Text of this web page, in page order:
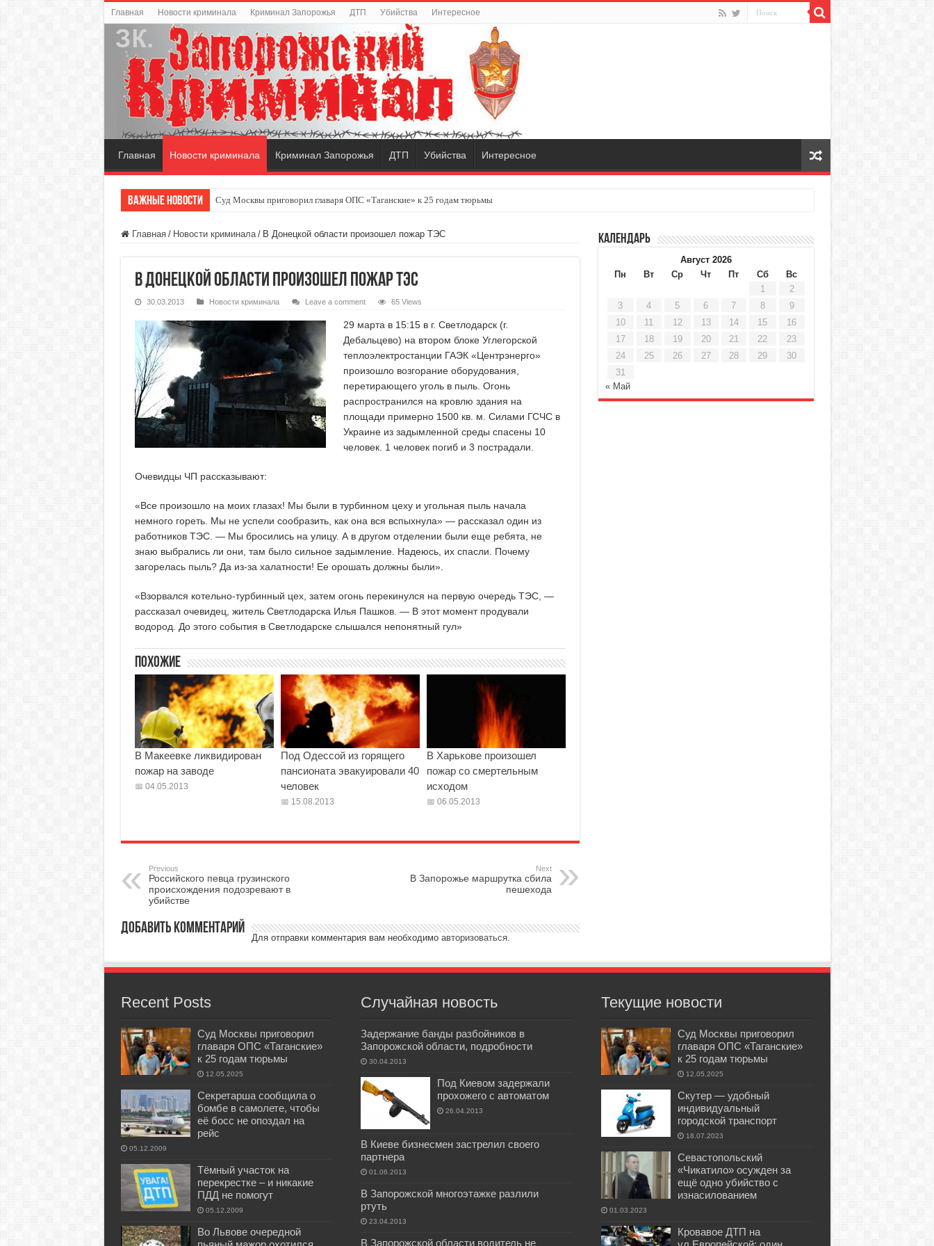
Главная Новости криминала Криминал Запорожья ДТП Убийства Интересное
Главная Новости криминала Криминал Запорожья ДТП Убийства Интересное
Важные новости Суд Москвы приговорил главаря ОПС «Таганские» к 25 годам тюрьмы
Главная / Новости криминала / В Донецкой области произошел пожар ТЭС
В Донецкой области произошел пожар ТЭС
30.03.2013 Новости криминала Leave a comment 65 Views
29 марта в 15:15 в г. Светлодарск (г.
Дебальцево) на втором блоке Углегорской
теплоэлектростанции ГАЭК «Центрэнерго»
произошло возгорание оборудования,
перетирающего уголь в пыль. Огонь
распространился на кровлю здания на
площади примерно 1500 кв. м. Силами ГСЧС в
Украине из задымленной среды спасены 10
человек. 1 человек погиб и 3 пострадали.
Очевидцы ЧП рассказывают:
«Все произошло на моих глазах! Мы были в турбинном цеху и угольная пыль начала
немного гореть. Мы не успели сообразить, как она вся вспыхнула» — рассказал один из
работников ТЭС. — Мы бросились на улицу. А в другом отделении были еще ребята, не
знаю выбрались ли они, там было сильное задымление. Надеюсь, их спасли. Почему
загорелась пыль? Да из-за халатности! Ее орошать должны были».
«Взорвался котельно-турбинный цех, затем огонь перекинулся на первую очередь ТЭС, —
рассказал очевидец, житель Светлодарска Илья Пашков. — В этот момент продували
водород. До этого события в Светлодарске слышался непонятный гул»
Похожие
В Макеевке ликвидирован
пожар на заводе
04.05.2013
Под Одессой из горящего
пансионата эвакуировали 40
человек
15.08.2013
В Харькове произошел
пожар со смертельным
исходом
06.05.2013
Previous
Российского певца грузинского
происхождения подозревают в
убийстве
Next
В Запорожье маршрутка сбила
пешехода
Добавить комментарий
Для отправки комментария вам необходимо авторизоваться.
Календарь
Август 2026
Пн
Вт Ср Чт Пт Сб
Вс
1
2
3
4 5 6 7 8
9
10
11 12 13 14 15
16
17
18 19 20 21 22
23
24
25 26 27 28 29
30
31
« Май
Recent Posts
Суд Москвы приговорил
главаря ОПС «Таганские»
к 25 годам тюрьмы
12.05.2025
Секретарша сообщила о
бомбе в самолете, чтобы
её босс не опоздал на
рейс
05.12.2009
Тёмный участок на
перекрестке – и никакие
ПДД не помогут
05.12.2009
Во Львове очередной
Случайная новость
Задержание банды разбойников в
Запорожской области, подробности
30.04.2013
Под Киевом задержали
прохожего с автоматом
26.04.2013
В Киеве бизнесмен застрелил своего
партнера
01.06.2013
В Запорожской многоэтажке разлили
ртуть
23.04.2013
В Запорожской области водитель не
Текущие новости
Суд Москвы приговорил
главаря ОПС «Таганские»
к 25 годам тюрьмы
12.05.2025
Скутер — удобный
индивидуальный
городской транспорт
18.07.2023
Севастопольский
«Чикатило» осужден за
ещё одно убийство с
изнасилованием
01.03.2023
Кровавое ДТП на